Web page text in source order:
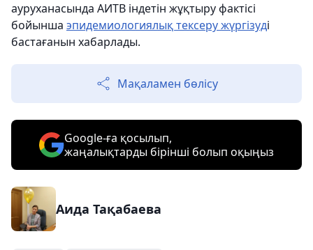
ауруханасында АИТВ індетін жұқтыру фактісі
бойынша эпидемиологиялық тексеру жүргізуді
бастағанын хабарлады.
Мақаламен бөлісу
Google-ға қосылып,
жаңалықтарды бірінші болып оқыңыз
Аида Тақабаева